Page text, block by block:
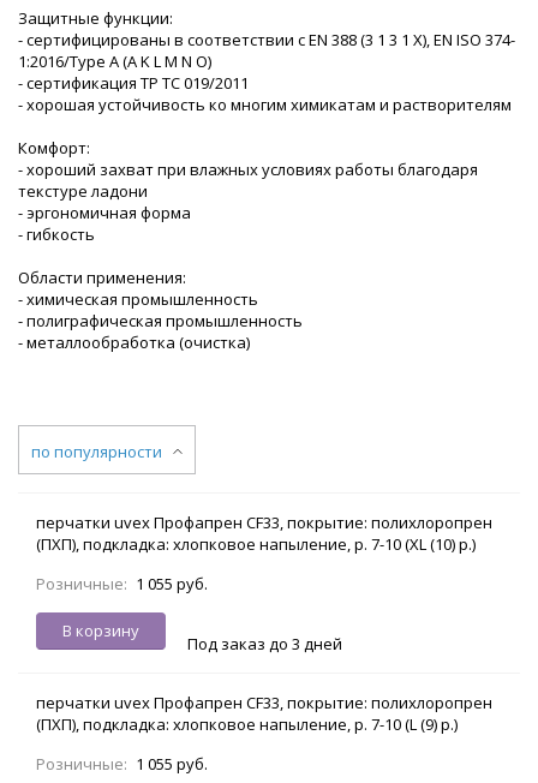
Защитные функции:
- сертифицированы в соответствии с EN 388 (3 1 3 1 X), EN ISO 374-
1:2016/Type A (A K L M N O)
- сертификация ТР ТС 019/2011
- хорошая устойчивость ко многим химикатам и растворителям
Комфорт:
- хороший захват при влажных условиях работы благодаря
текстуре ладони
- эргономичная форма
- гибкость
Области применения:
- химическая промышленность
- полиграфическая промышленность
- металлообработка (очистка)
по популярности
перчатки uvex Профапрен CF33, покрытие: полихлоропрен
(ПХП), подкладка: хлопковое напыление, р. 7-10 (XL (10) р.)
Розничные: 1 055 руб.
В корзину
Под заказ до 3 дней
перчатки uvex Профапрен CF33, покрытие: полихлоропрен
(ПХП), подкладка: хлопковое напыление, р. 7-10 (L (9) р.)
Розничные: 1 055 руб.